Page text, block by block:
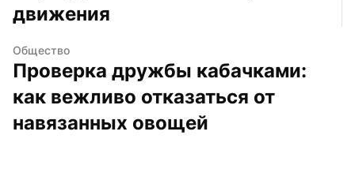
движения
Общество
Проверка дружбы кабачками:
как вежливо отказаться от
навязанных овощей